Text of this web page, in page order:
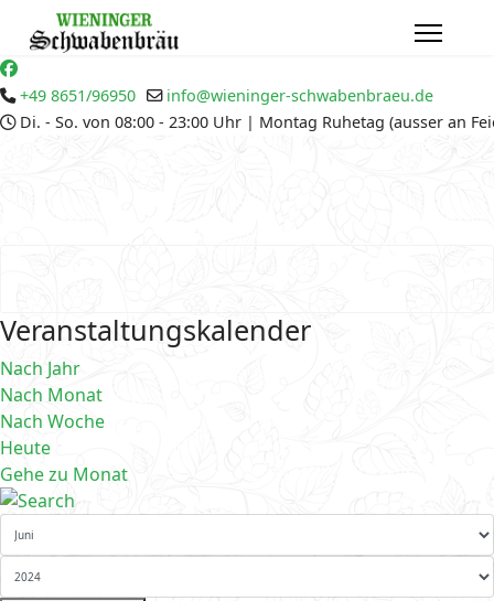
+49 8651/96950
info@wieninger-schwabenbraeu.de
Di. - So. von 08:00 - 23:00 Uhr | Montag Ruhetag (ausser an
Veranstaltungskalender
Nach Jahr
Nach Monat
Nach Woche
Heute
Gehe zu Monat